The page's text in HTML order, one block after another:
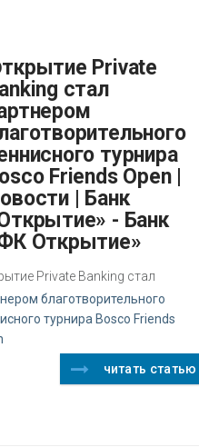
стал
турнира
Friends Open |
| Банк
- Банк
Открытие»
Private Banking стал
благотворительного
турнира Bosco Friends
читать статью